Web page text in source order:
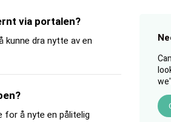
via portalen?
kunne dra nytte av en
for å nyte en pålitelig